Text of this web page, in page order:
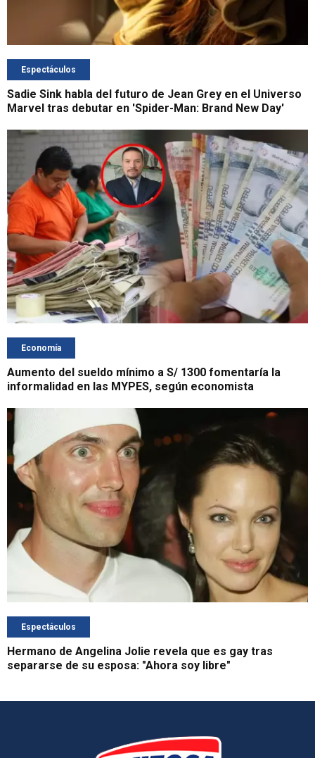
Espectáculos
Sadie Sink habla del futuro de Jean Grey en el Universo
Marvel tras debutar en 'Spider-Man: Brand New Day'
Economía
Aumento del sueldo mínimo a S/ 1300 fomentaría la
informalidad en las MYPES, según economista
Espectáculos
Hermano de Angelina Jolie revela que es gay tras
separarse de su esposa: "Ahora soy libre"